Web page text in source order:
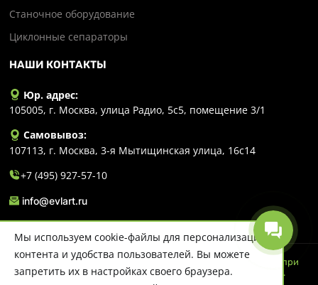
Станочное оборудование
Циклонные сепараторы
НАШИ КОНТАКТЫ
Юр. адрес:
105005, г. Москва, улица Радио, 5с5, помещение 3/1
Самовывоз:
107113, г. Москва, 3-я Мытищинская улица, 16с14
+7 (495) 927-57-10
info@evlart.ru
© 2026 Evlart. Сайт несет информационный характер и ни при
каких обстоятельствах не является публичной офертой.
Мы используем cookie-файлы для персонализации
контента и удобства пользователей. Вы можете
запретить их в настройках своего браузера.